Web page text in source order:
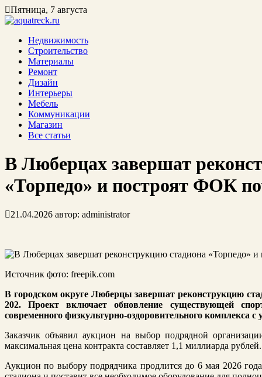
Пятница, 7 августа
Недвижимость
Строительство
Материалы
Ремонт
Дизайн
Интерьеры
Мебель
Коммуникации
Магазин
Все статьи
В Люберцах завершат
«Торпедо» и построят ФОК
21.04.2026 автор: administrator
Источник фото: freepik.com
В городском округе Люберцы завершат реконструкцию
202. Проект включает обновление существующей
современного физкультурно-оздоровительного комплекса
Заказчик объявил аукцион на выбор подрядной
максимальная цена контракта составляет 1,1 миллиарда рублей.
Аукцион по выбору подрядчика продлится до 6 мая 2026